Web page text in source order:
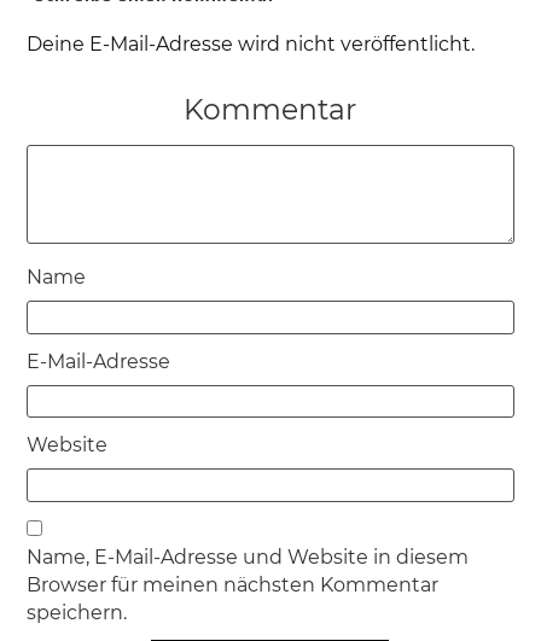
Deine E-Mail-Adresse wird nicht veröffentlicht.
Kommentar
Name
E-Mail-Adresse
Website
Name, E-Mail-Adresse und Website in diesem
Browser für meinen nächsten Kommentar
speichern.